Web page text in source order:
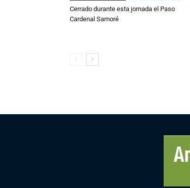
Cerrado durante esta jornada el Paso
Cardenal Samoré